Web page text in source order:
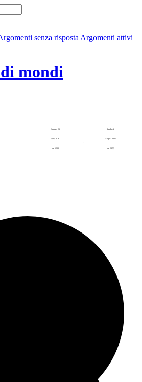
senza risposta Argomenti attivi
mondi
Sunday 26
July 2026
ore 12:00
Sunday 2
August 2026
ore 23:59